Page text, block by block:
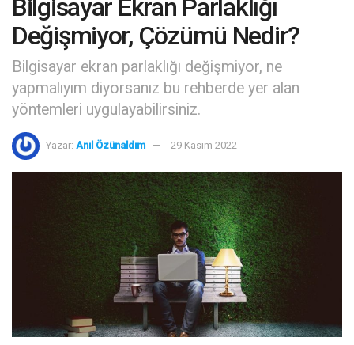
Bilgisayar Ekran Parlaklığı
Değişmiyor, Çözümü Nedir?
Bilgisayar ekran parlaklığı değişmiyor, ne
yapmalıyım diyorsanız bu rehberde yer alan
yöntemleri uygulayabilirsiniz.
Yazar: Anıl Özünaldım 29 Kasım 2022